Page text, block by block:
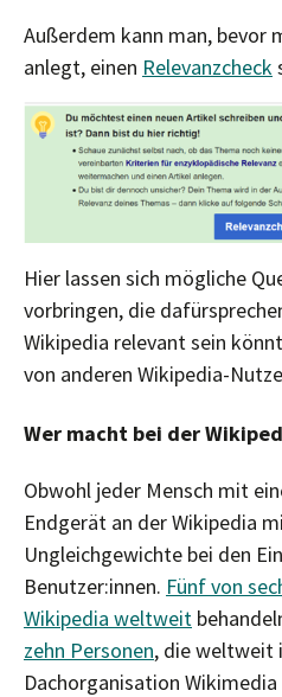
Außerdem kann man, bevor
anlegt, einen Relevanzcheck
Hier lassen sich mögliche
vorbringen, die
Wikipedia relevant sein
von anderen Wikipedia-
Wer macht bei der
Obwohl jeder Mensch mit
Endgerät an der Wikipedia
Ungleichgewichte bei den
Benutzer:innen. Fünf von
Wikipedia weltweit
zehn Personen, die weltweit
Dachorganisation